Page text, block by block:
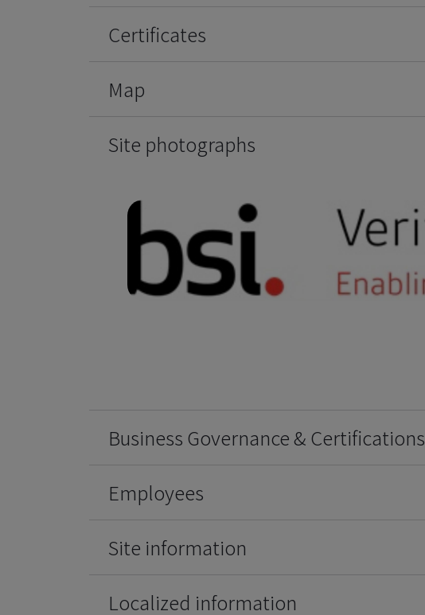
Certificates
Map
Site photographs
Business Governance & Certifications
Employees
Site information
Localized information